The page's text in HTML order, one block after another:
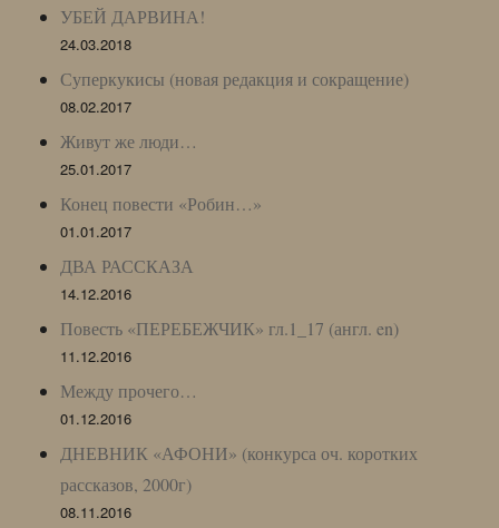
УБЕЙ ДАРВИНА!
24.03.2018
Суперкукисы (новая редакция и сокращение)
08.02.2017
Живут же люди…
25.01.2017
Конец повести «Робин…»
01.01.2017
ДВА РАССКАЗА
14.12.2016
Повесть «ПЕРЕБЕЖЧИК» гл.1_17 (англ. en)
11.12.2016
Между прочего…
01.12.2016
ДНЕВНИК «АФОНИ» (конкурса оч. коротких
рассказов, 2000г)
08.11.2016